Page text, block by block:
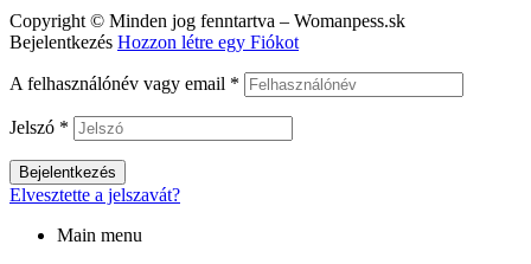
Copyright © Minden jog fenntartva – Womanpess.sk
Bejelentkezés Hozzon létre egy Fiókot
A felhasználónév vagy email *
Jelszó *
Bejelentkezés
Elvesztette a jelszavát?
Main menu